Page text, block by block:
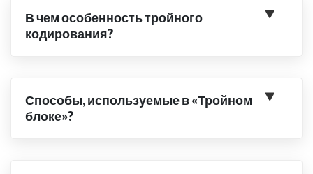
В чем особенность тройного
кодирования?
Способы, используемые в «Тройном
блоке»?